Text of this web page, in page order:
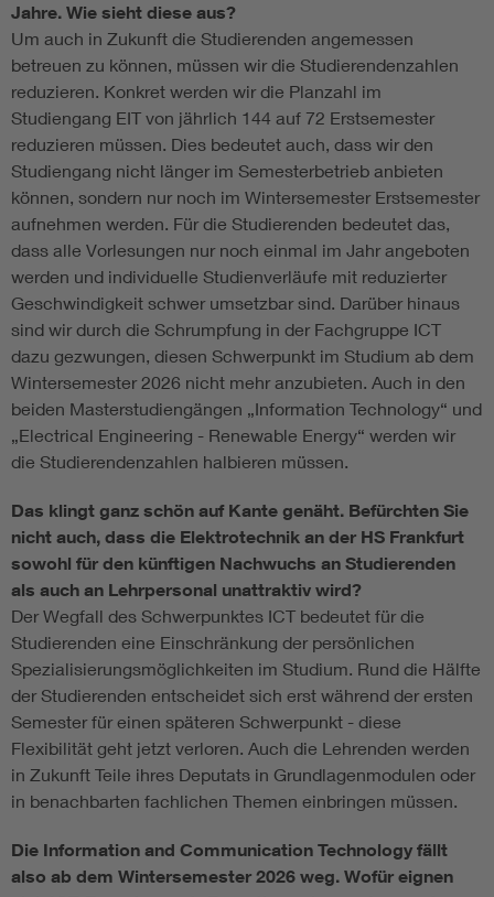
Jahre. Wie sieht diese aus?
Um auch in Zukunft die Studierenden angemessen
betreuen zu können, müssen wir die Studierendenzahlen
reduzieren. Konkret werden wir die Planzahl im
Studiengang EIT von jährlich 144 auf 72 Erstsemester
reduzieren müssen. Dies bedeutet auch, dass wir den
Studiengang nicht länger im Semesterbetrieb anbieten
können, sondern nur noch im Wintersemester Erstsemester
aufnehmen werden. Für die Studierenden bedeutet das,
dass alle Vorlesungen nur noch einmal im Jahr angeboten
werden und individuelle Studienverläufe mit reduzierter
Geschwindigkeit schwer umsetzbar sind. Darüber hinaus
sind wir durch die Schrumpfung in der Fachgruppe ICT
dazu gezwungen, diesen Schwerpunkt im Studium ab dem
Wintersemester 2026 nicht mehr anzubieten. Auch in den
beiden Masterstudiengängen „Information Technology“ und
„Electrical Engineering - Renewable Energy“ werden wir
die Studierendenzahlen halbieren müssen.
Das klingt ganz schön auf Kante genäht. Befürchten Sie
nicht auch, dass die Elektrotechnik an der HS Frankfurt
sowohl für den künftigen Nachwuchs an Studierenden
als auch an Lehrpersonal unattraktiv wird?
Der Wegfall des Schwerpunktes ICT bedeutet für die
Studierenden eine Einschränkung der persönlichen
Spezialisierungsmöglichkeiten im Studium. Rund die Hälfte
der Studierenden entscheidet sich erst während der ersten
Semester für einen späteren Schwerpunkt - diese
Flexibilität geht jetzt verloren. Auch die Lehrenden werden
in Zukunft Teile ihres Deputats in Grundlagenmodulen oder
in benachbarten fachlichen Themen einbringen müssen.
Die Information and Communication Technology fällt
also ab dem Wintersemester 2026 weg. Wofür eignen